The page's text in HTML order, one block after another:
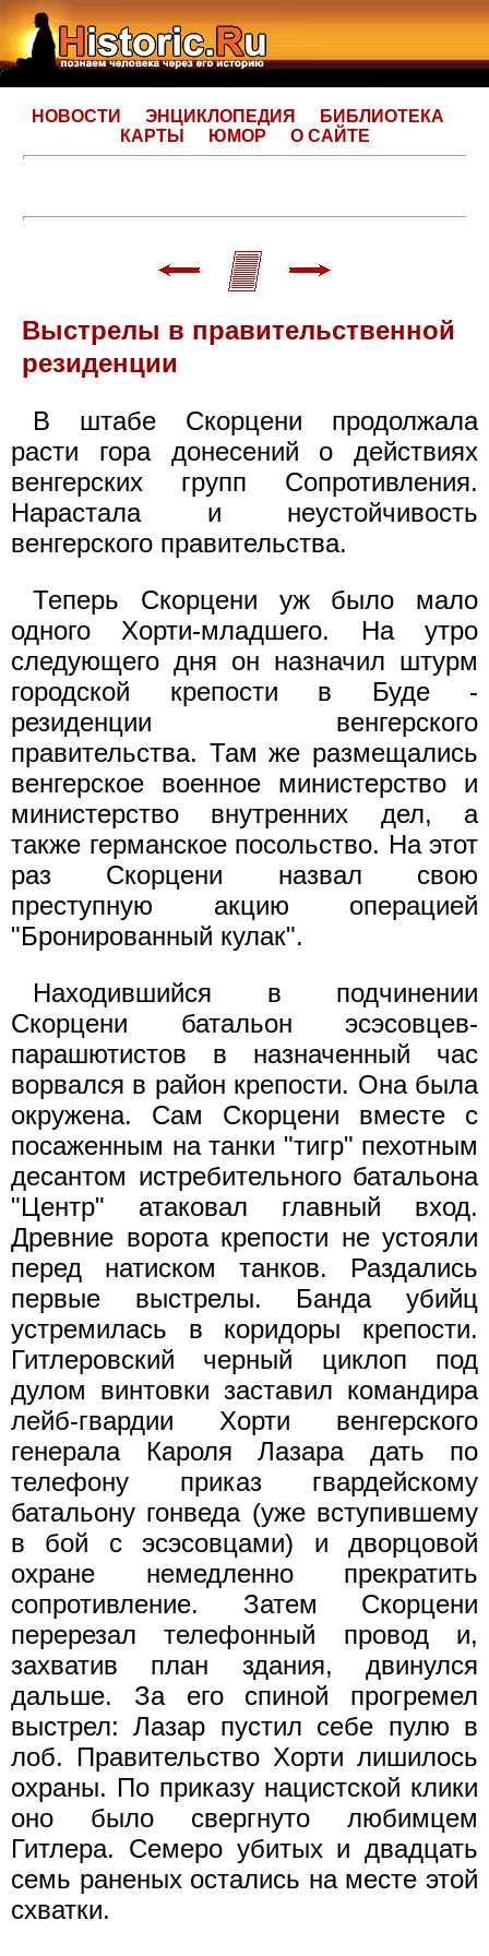
НОВОСТИ ЭНЦИКЛОПЕДИЯ
БИБЛИОТЕКА
КАРТЫ
ЮМОР О САЙТЕ
Выстрелы в правительственной
резиденции
В штабе Скорцени продолжала
расти гора донесений о действиях
венгерских групп Сопротивления.
Нарастала и неустойчивость
венгерского правительства.
Теперь Скорцени уж было мало
одного Хорти-младшего. На утро
следующего дня он назначил штурм
городской крепости в Буде -
резиденции венгерского
правительства. Там же размещались
венгерское военное министерство и
министерство внутренних дел, а
также германское посольство. На этот
раз Скорцени назвал свою
преступную акцию операцией
"Бронированный кулак".
Находившийся в подчинении
Скорцени батальон эсэсовцев-
парашютистов в назначенный час
ворвался в район крепости. Она была
окружена. Сам Скорцени вместе с
посаженным на танки "тигр" пехотным
десантом истребительного батальона
"Центр" атаковал главный вход.
Древние ворота крепости не устояли
перед натиском танков. Раздались
первые выстрелы. Банда убийц
устремилась в коридоры крепости.
Гитлеровский черный циклоп под
дулом винтовки заставил командира
лейб-гвардии Хорти венгерского
генерала Кароля Лазара дать по
телефону приказ гвардейскому
батальону гонведа (уже вступившему
в бой с эсэсовцами) и дворцовой
охране немедленно прекратить
сопротивление. Затем Скорцени
перерезал телефонный провод и,
захватив план здания, двинулся
дальше. За его спиной прогремел
выстрел: Лазар пустил себе пулю в
лоб. Правительство Хорти лишилось
охраны. По приказу нацистской клики
оно было свергнуто любимцем
Гитлера. Семеро убитых и двадцать
семь раненых остались на месте этой
схватки.